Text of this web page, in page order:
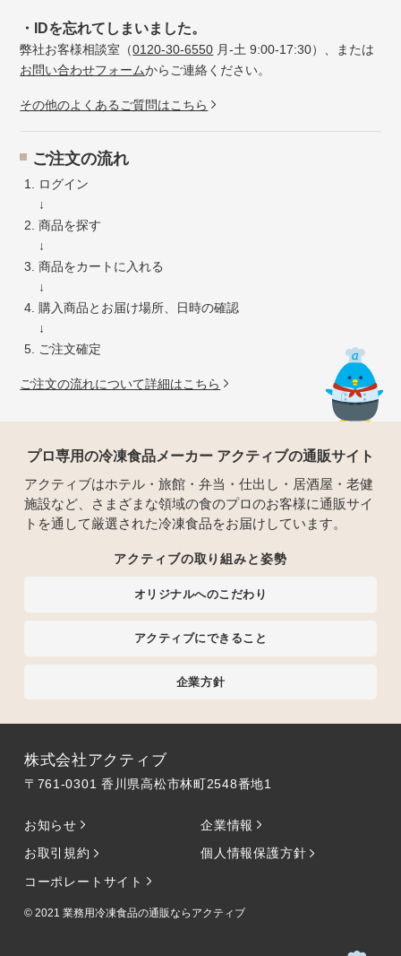
・IDを忘れてしまいました。
弊社お客様相談室（0120-30-6550 月-土 9:00-17:30）、または
お問い合わせフォームからご連絡ください。
その他のよくあるご質問はこちら
ご注文の流れ
ログイン
↓
商品を探す
↓
商品をカートに入れる
↓
購入商品とお届け場所、日時の確認
↓
ご注文確定
ご注文の流れについて詳細はこちら
プロ専用の冷凍食品メーカー アクティブの通販サイト
アクティブはホテル・旅館・弁当・仕出し・居酒屋・老健
施設など、さまざまな領域の食のプロのお客様に通販サイ
トを通して厳選された冷凍食品をお届けしています。
アクティブの取り組みと姿勢
オリジナルへのこだわり
アクティブにできること
企業方針
株式会社アクティブ
〒761-0301 香川県高松市林町2548番地1
お知らせ
企業情報
お取引規約
個人情報保護方針
コーポレートサイト
© 2021 業務用冷凍食品の通販ならアクティブ